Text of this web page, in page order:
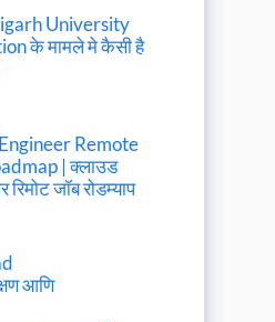
University
के मामले मे कैसी है
Remote
| क्लाउड
रिमोट जॉब रोडम्याप
आणि